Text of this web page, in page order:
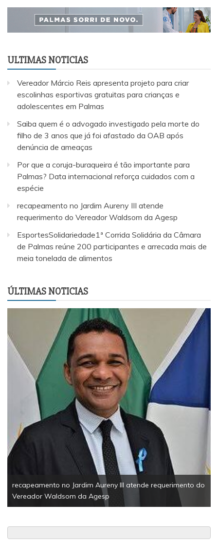
ULTIMAS NOTICIAS
Vereador Márcio Reis apresenta projeto para criar
escolinhas esportivas gratuitas para crianças e
adolescentes em Palmas
Saiba quem é o advogado investigado pela morte do
filho de 3 anos que já foi afastado da OAB após
denúncia de ameaças
Por que a coruja-buraqueira é tão importante para
Palmas? Data internacional reforça cuidados com a
espécie
recapeamento no Jardim Aureny III atende
requerimento do Vereador Waldsom da Agesp
EsportesSolidariedade1ª Corrida Solidária da Câmara
de Palmas reúne 200 participantes e arrecada mais de
meia tonelada de alimentos
ÚLTIMAS NOTICIAS
Aureny III atende requerimento do
Agesp
EsportesSolidariedade1ª
Palmas reúne 200
tonelada de alimentos